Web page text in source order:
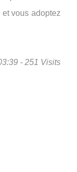
vous adoptez
- 251 Visits